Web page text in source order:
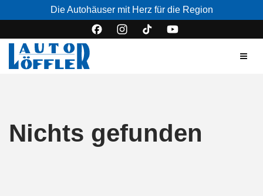
Die Autohäuser mit Herz für die Region
Nichts gefunden